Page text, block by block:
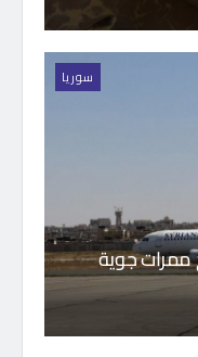
سوريا
ممرات جوية